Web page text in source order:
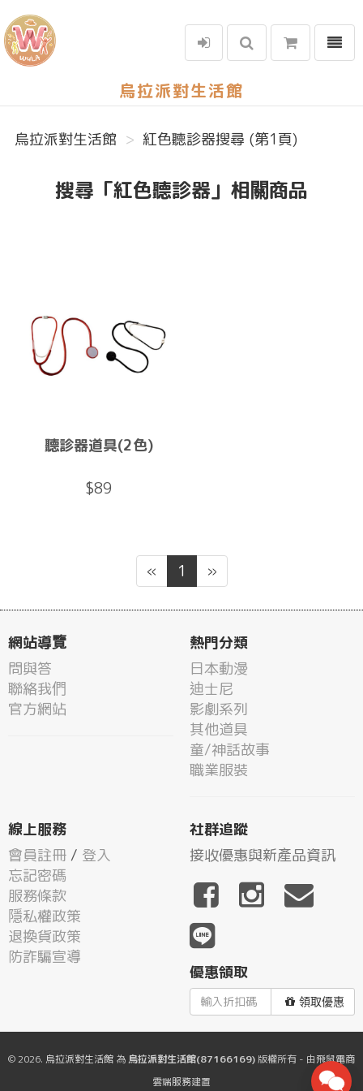
烏拉派對生活館
選單
烏拉派對生活館 紅色聽診器搜尋 (第1頁)
搜尋「紅色聽診器」相關商品
聽診器道具(2色)
$89
« 1 »
網站導覽
問與答
聯絡我們
官方網站
熱門分類
日本動漫
迪士尼
影劇系列
其他道具
童/神話故事
職業服裝
線上服務
會員註冊 / 登入
忘記密碼
服務條款
隱私權政策
退換貨政策
防詐騙宣導
社群追蹤
接收優惠與新產品資訊
優惠領取
領取優惠
© 2026. 烏拉派對生活館 為 烏拉派對生活館(87166169)版權所有 - 由飛鼠電商
雲端服務建置